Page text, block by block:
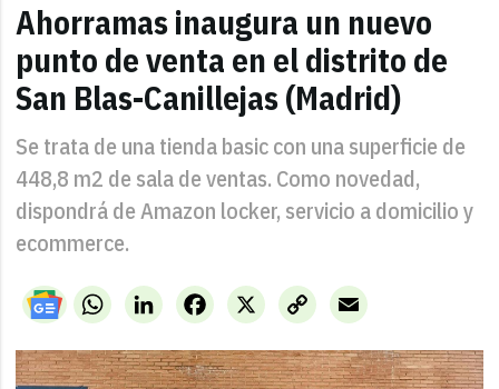
Ahorramas inaugura un nuevo
punto de venta en el distrito de
San Blas-Canillejas (Madrid)
Se trata de una tienda basic con una superficie de
448,8 m2 de sala de ventas. Como novedad,
dispondrá de Amazon locker, servicio a domicilio y
ecommerce.
WhatsAppLinkedIn X
Facebook
Copy
Link
Email